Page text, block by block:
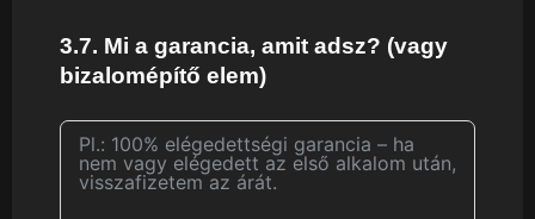
3.7. Mi a garancia, amit adsz? (vagy
bizalomépítő elem)